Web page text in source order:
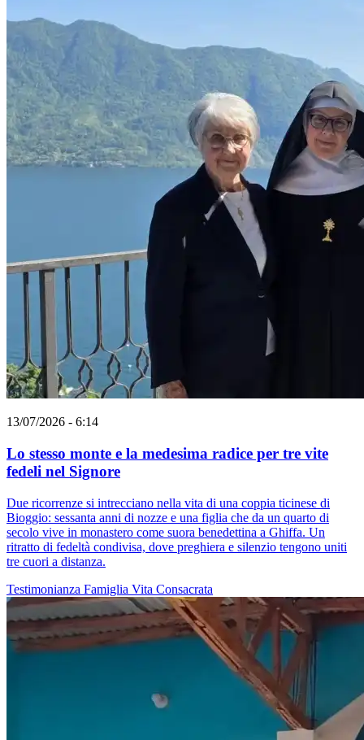
13/07/2026 - 6:14
Lo stesso monte e la medesima radice per tre vite
fedeli nel Signore
Due ricorrenze si intrecciano nella vita di una coppia ticinese di
Bioggio: sessanta anni di nozze e una figlia che da un quarto di
secolo vive in monastero come suora benedettina a Ghiffa. Un
ritratto di fedeltà condivisa, dove preghiera e silenzio tengono uniti
tre cuori a distanza.
Testimonianza Famiglia Vita Consacrata